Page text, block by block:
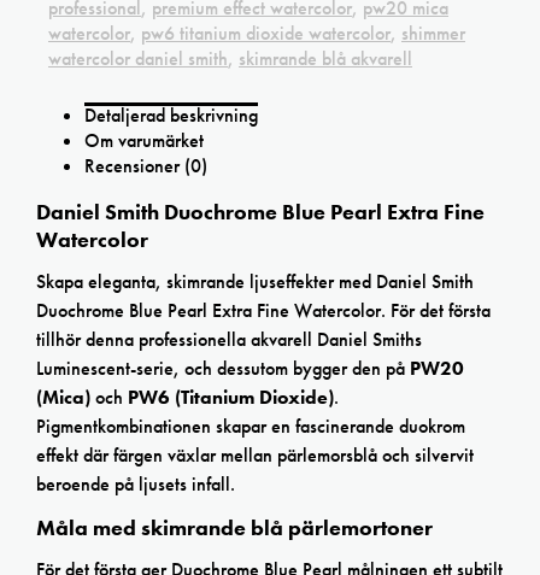
professional , premium effect watercolor, pw20 mica
watercolor, pw6 titanium dioxide watercolor, shimmer
watercolor daniel smith, skimrande blå akvarell
Detaljerad beskrivning
Om varumärket
Recensioner (0)
Daniel Smith Duochrome Blue Pearl Extra Fine
Watercolor
Skapa eleganta, skimrande ljuseffekter med Daniel Smith
Duochrome Blue Pearl Extra Fine Watercolor. För det första
tillhör denna professionella akvarell Daniel Smiths
Luminescent-serie, och dessutom bygger den på PW20
(Mica)och PW6 (Titanium Dioxide).
Pigmentkombinationen skapar en fascinerande duokrom
effekt där färgen växlar mellan pärlemorsblå och silvervit
beroende på ljusets infall.
Måla med skimrande blå pärlemortoner
För det första ger Duochrome Blue Pearl målningen ett subtilt